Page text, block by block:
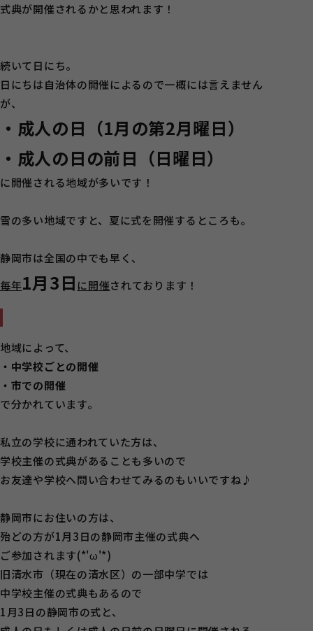
式典が開催されるかと思われます！
続いて日にち。
日にちは自治体の開催によるので一概には言えません
が、
・成人の日（1月の第2月曜日）
・成人の日の前日（日曜日）
に開催される地域が多いです！
雪の多い地域ですと、夏に式を開催するところも。
静岡市は全国の中でも早く、
毎年1月3日に開催されております！
地域によって、
・中学校ごとの開催
・市での開催
で分かれています。
私立の学校に通われていた方は、
学校主催の式典があることも多いので
お友達や学校へ問い合わせてみるのもいいですね♪
静岡市にお住いの方は、
殆どの方が1月3日の静岡市主催の式典へ
ご参加されます(*'ω'*)
旧清水市（現在の清水区）の一部中学では
中学校主催の式典もあるので
1月3日の静岡市の式と、